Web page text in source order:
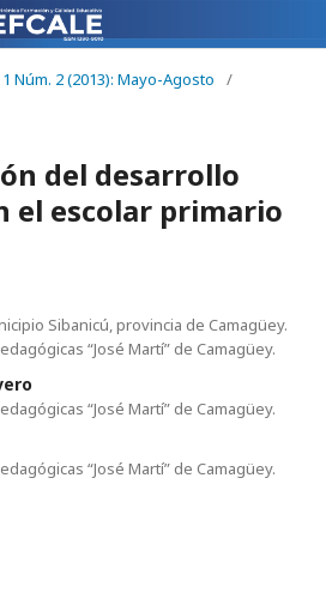
Núm. 2 (2013): Mayo-Agosto
/
del desarrollo
el escolar primario
Sibanicú, provincia de Camagüey.
“José Martí” de Camagüey.
“José Martí” de Camagüey.
“José Martí” de Camagüey.